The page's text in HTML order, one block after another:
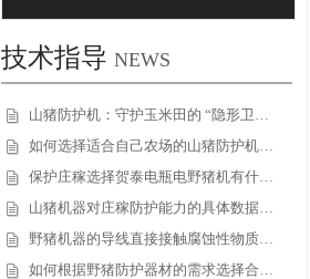
技术指导 NEWS
山猪防护机：守护玉米田的 “隐形卫…
如何选择适合自己农场的山猪防护机…
保护庄稼选择贺泰电瓶电野猪机有什…
山猪机器对庄稼防护能力的具体数据…
野猪机器的导线直接接触腐蚀性物质…
如何根据野猪防护器材的需求选择合…